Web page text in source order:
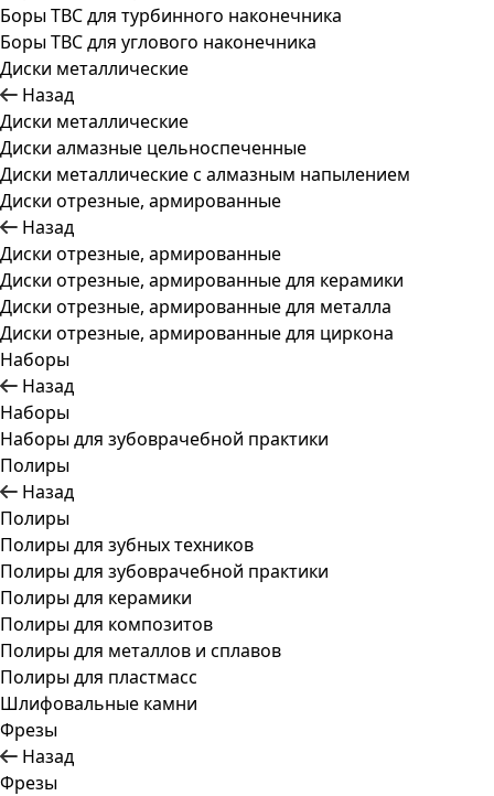
Боры ТВС для турбинного наконечника
Боры ТВС для углового наконечника
Диски металлические
Назад
Диски металлические
Диски алмазные цельноспеченные
Диски металлические с алмазным напылением
Диски отрезные, армированные
Назад
Диски отрезные, армированные
Диски отрезные, армированные для керамики
Диски отрезные, армированные для металла
Диски отрезные, армированные для циркона
Наборы
Назад
Наборы
Наборы для зубоврачебной практики
Полиры
Назад
Полиры
Полиры для зубных техников
Полиры для зубоврачебной практики
Полиры для керамики
Полиры для композитов
Полиры для металлов и сплавов
Полиры для пластмасс
Шлифовальные камни
Фрезы
Назад
Фрезы